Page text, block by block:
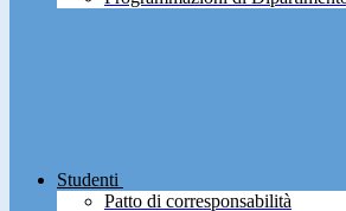
Studenti
Patto di corresponsabilità